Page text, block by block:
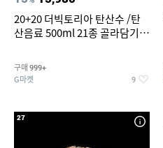
20+20 더빅토리아 탄산수 /탄
산음료 500ml 21종 골라담기
구매 999+
G마켓 9
27